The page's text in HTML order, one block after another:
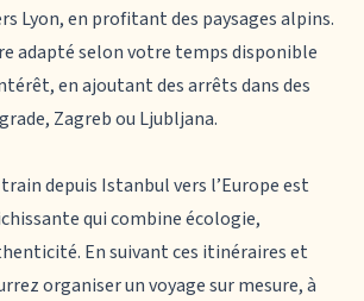
Lyon, en profitant des paysages alpins.
adapté selon votre temps disponible
en ajoutant des arrêts dans des
Zagreb ou Ljubljana.
depuis Istanbul vers l’Europe est
qui combine écologie,
En suivant ces itinéraires et
organiser un voyage sur mesure, à